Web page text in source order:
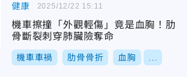
健康
機車擦撞「外觀輕傷」竟是血胸！肋
骨斷裂刺穿肺臟險奪命
機車車禍 肋骨骨折 血胸
2025/12/22 15:11